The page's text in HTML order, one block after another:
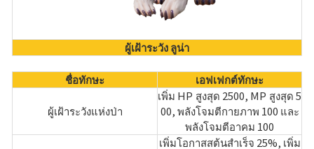
ผู้เฝ้าระวัง ลูน่า
ชื่อทักษะ เอฟเฟกต์ทักษะ
ผู้เฝ้าระวังแห่งป่า
เพิ่ม HP สูงสุด 2500, MP สูงสุด 5
00, พลังโจมตีกายภาพ 100 และ
พลังโจมตีอาคม 100
เพิ่มโอกาสสต้นสําเร็จ 25%, เพิ่ม